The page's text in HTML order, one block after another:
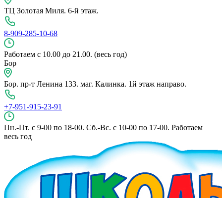
ТЦ Золотая Миля. 6-й этаж.
8-909-285-10-68
Работаем с 10.00 до 21.00. (весь год)
Бор
Бор. пр-т Ленина 133. маг. Калинка. 1й этаж направо.
+7-951-915-23-91
Пн.-Пт. с 9-00 по 18-00. Сб.-Вс. с 10-00 по 17-00. Работаем
весь год